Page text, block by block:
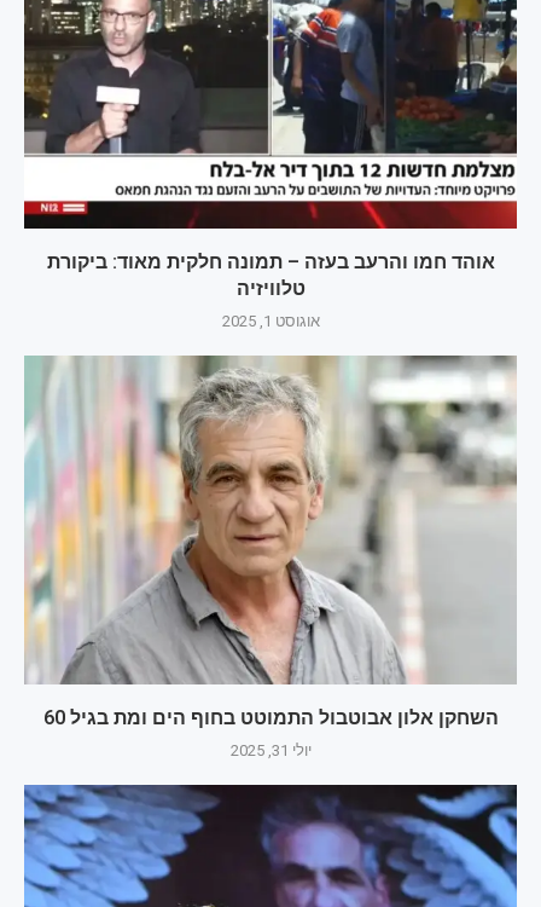
אוהד חמו והרעב בעזה – תמונה חלקית מאוד: ביקורת
טלוויזיה
אוגוסט 1, 2025
השחקן אלון אבוטבול התמוטט בחוף הים ומת בגיל 60
יולי 31, 2025